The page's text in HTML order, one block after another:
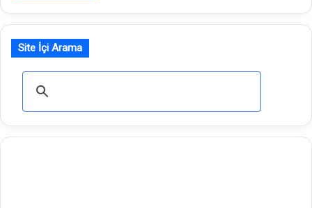
Site İçi Arama